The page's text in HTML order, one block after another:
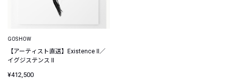
GOSHOW
【アーティスト直送】Existence II／
イグジステンス II
¥412,500